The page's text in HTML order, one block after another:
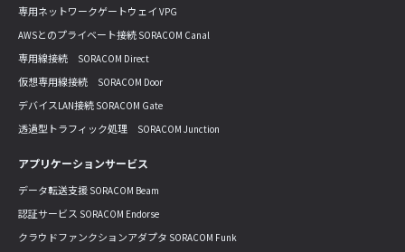
専用ネットワークゲートウェイ VPG
AWSとのプライベート接続 SORACOM Canal
専用線接続 SORACOM Direct
仮想専用線接続 SORACOM Door
デバイスLAN接続 SORACOM Gate
透過型トラフィック処理 SORACOM Junction
アプリケーションサービス
データ転送支援 SORACOM Beam
認証サービス SORACOM Endorse
クラウドファンクションアダプタ SORACOM Funk